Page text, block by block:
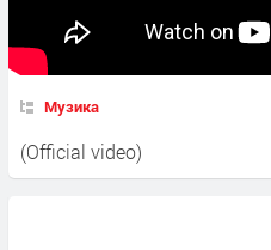
Музика
(Official video)